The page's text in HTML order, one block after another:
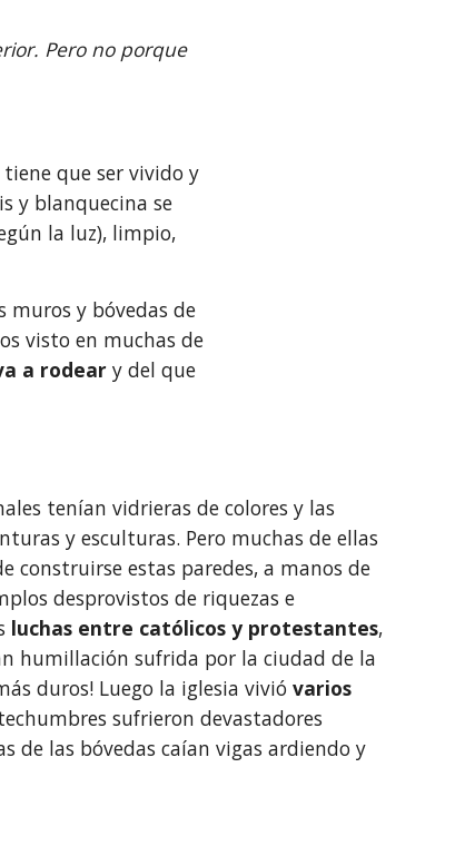
Pero no porque
Aquí no vas a encontrar fotos de ese interior. Es un espacio que tiene que ser vivido y
y blanquecina se
la luz), limpio,
muros y bóvedas de
visto en muchas de
a rodear y del que
tenían vidrieras de colores y las
y esculturas. Pero muchas de ellas
construirse estas paredes, a manos de
desprovistos de riquezas e
luchas entre católicos y protestantes,
humillación sufrida por la ciudad de la
duros! Luego la iglesia vivió varios
sufrieron devastadores
de las bóvedas caían vigas ardiendo y